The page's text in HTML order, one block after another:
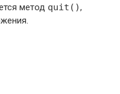
метод quit(),